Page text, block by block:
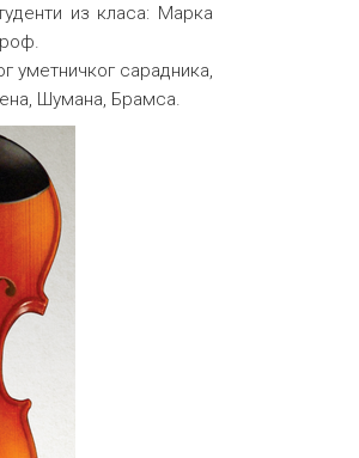
из класа: Марка
уметничког сарадника,
Шумана, Брамса.